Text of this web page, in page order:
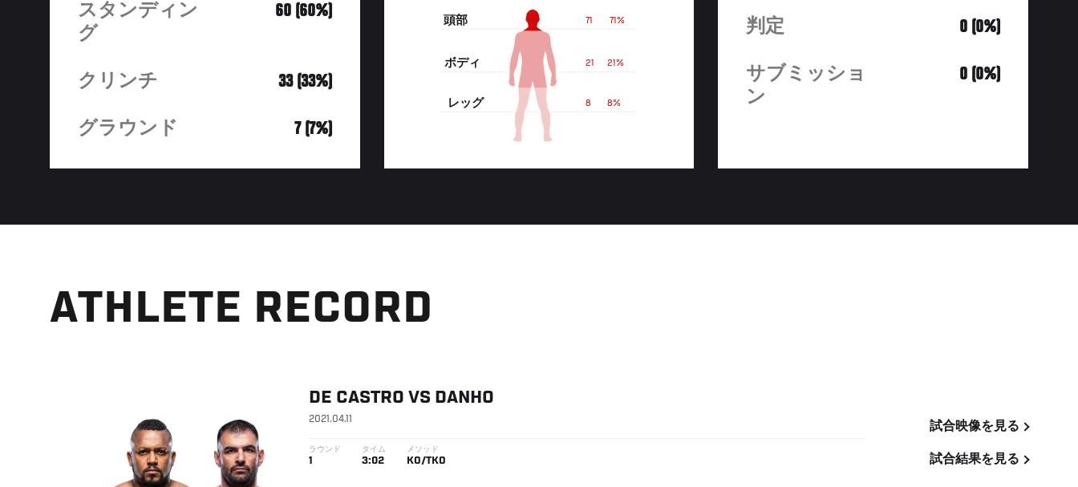
スタンディン
グ
60 (60%)
クリンチ 33 (33%)
グラウンド 7 (7%)
71%
71
頭部
21%
21
ボディ
8%
8
レッグ
判定 0 (0%)
サブミッショ
ン
0 (0%)
ATHLETE RECORD
DE CASTRO VS DANHO
2021.04.11
ラウンド
1
タイム
3:02
メソッド
KO/TKO
試合映像を見る
試合結果を見る